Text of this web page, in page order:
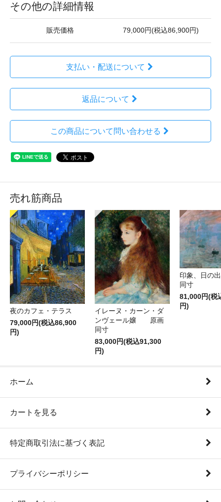
その他の詳細情報
販売価格 79,000円(税込86,900円)
支払い・配送について
返品について
この商品について問い合わせる
売れ筋商品
夜のカフェ・テラス
79,000円(税込86,900
円)
イレーヌ・カーン・ダ
ンヴェール嬢 原画
同寸
83,000円(税込91,300
円)
印象、日
同寸
81,000円(税
円)
ホーム
カートを見る
特定商取引法に基づく表記
プライバシーポリシー